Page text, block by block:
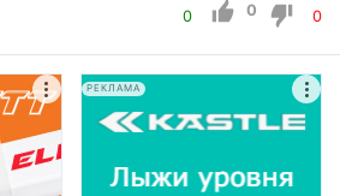
0 0 0
РЕКЛАМА